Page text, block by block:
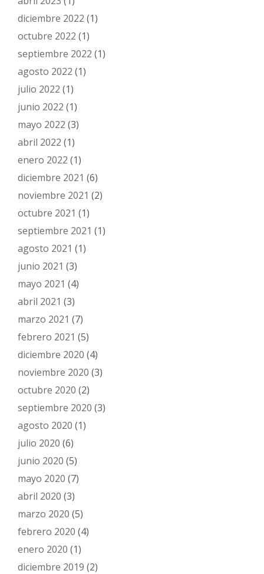
diciembre 2022 (1)
octubre 2022 (1)
septiembre 2022 (1)
agosto 2022 (1)
julio 2022 (1)
junio 2022 (1)
mayo 2022 (3)
abril 2022 (1)
enero 2022 (1)
diciembre 2021 (6)
noviembre 2021 (2)
octubre 2021 (1)
septiembre 2021 (1)
agosto 2021 (1)
junio 2021 (3)
mayo 2021 (4)
abril 2021 (3)
marzo 2021 (7)
febrero 2021 (5)
diciembre 2020 (4)
noviembre 2020 (3)
octubre 2020 (2)
septiembre 2020 (3)
agosto 2020 (1)
julio 2020 (6)
junio 2020 (5)
mayo 2020 (7)
abril 2020 (3)
marzo 2020 (5)
febrero 2020 (4)
enero 2020 (1)
diciembre 2019 (2)